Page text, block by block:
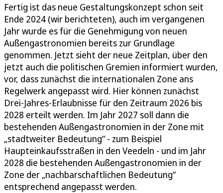
Fertig ist das neue Gestaltungskonzept schon seit
Ende 2024 (wir berichteten), auch im vergangenen
Jahr wurde es für die Genehmigung von neuen
Außengastronomien bereits zur Grundlage
genommen. Jetzt sieht der neue Zeitplan, über den
jetzt auch die politischen Gremien informiert wurden,
vor, dass zunächst die internationalen Zone ans
Regelwerk angepasst wird. Hier können zunächst
Drei-Jahres-Erlaubnisse für den Zeitraum 2026 bis
2028 erteilt werden. Im Jahr 2027 soll dann die
bestehenden Außengastronomien in der Zone mit
„stadtweiter Bedeutung“ - zum Beispiel
Haupteinkaufsstraßen in den Veedeln - und im Jahr
2028 die bestehenden Außengastronomien in der
Zone der „nachbarschaftlichen Bedeutung“
entsprechend angepasst werden.